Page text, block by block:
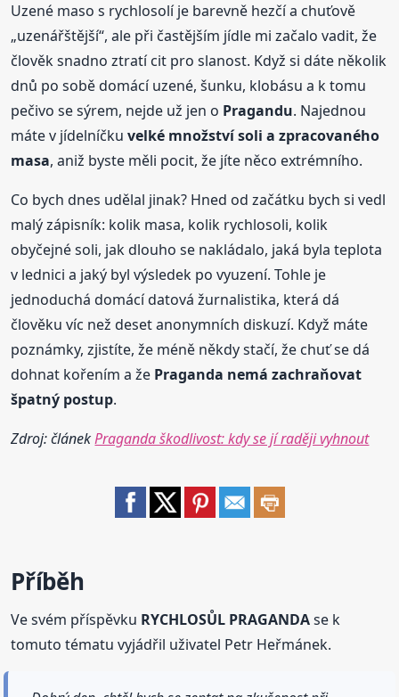
Uzené maso s rychlosolí je barevně hezčí a chuťově
„uzenářštější“, ale při častějším jídle mi začalo vadit, že
člověk snadno ztratí cit pro slanost. Když si dáte několik
dnů po sobě domácí uzené, šunku, klobásu a k tomu
pečivo se sýrem, nejde už jen o Pragandu. Najednou
máte v jídelníčkuvelké množství soli a zpracovaného
masa, aniž byste měli pocit, že jíte něco extrémního.
Co bych dnes udělal jinak? Hned od začátku bych si vedl
malý zápisník: kolik masa, kolik rychlosoli, kolik
obyčejné soli, jak dlouho se nakládalo, jaká byla teplota
v lednici a jaký byl výsledek po vyuzení. Tohle je
jednoduchá domácí datová žurnalistika, která dá
člověku víc než deset anonymních diskuzí. Když máte
poznámky, zjistíte, že méně někdy stačí, že chuť se dá
dohnat kořením a že Praganda nemá zachraňovat
špatný postup.
Zdroj: článekPraganda škodlivost: kdy se jí raději vyhnout
Příběh
Ve svém příspěvku RYCHLOSŮL PRAGANDAse k
tomuto tématu vyjádřil uživatel Petr Heřmánek.